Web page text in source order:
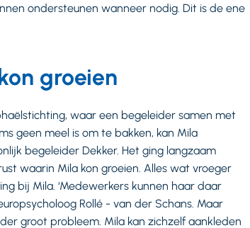
ondersteunen wanneer nodig. Dit is de ene
groeien
waar een begeleider samen met
geen meel is om te bakken, kan Mila
begeleider Dekker. Het ging langzaam
waarin Mila kon groeien. Alles wat vroeger
bij Mila. ‘Medewerkers kunnen haar daar
Rollé - van der Schans. Maar
groot probleem. Mila kan zichzelf aankleden